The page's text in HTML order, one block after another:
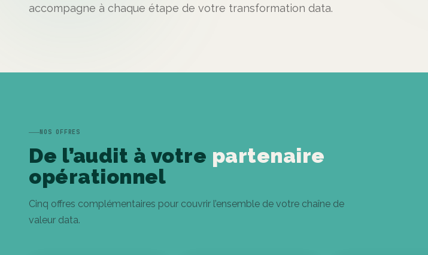
accompagne à chaque étape de votre transformation data.
NOS OFFRES
De l’audit à votre partenaire
opérationnel
Cinq offres complémentaires pour couvrir l’ensemble de votre chaîne de
valeur data.